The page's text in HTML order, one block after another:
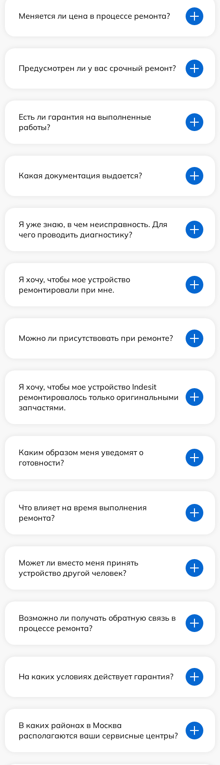
Меняется ли цена в процессе ремонта?
Предусмотрен ли у вас срочный ремонт?
Есть ли гарантия на выполненные
работы?
Какая документация выдается?
Я уже знаю, в чем неисправность. Для
чего проводить диагностику?
Я хочу, чтобы мое устройство
ремонтировали при мне.
Можно ли присутствовать при ремонте?
Я хочу, чтобы мое устройство Indesit
ремонтировалось только оригинальными
запчастями.
Каким образом меня уведомят о
готовности?
Что влияет на время выполнения
ремонта?
Может ли вместо меня принять
устройство другой человек?
Возможно ли получать обратную связь в
процессе ремонта?
На каких условиях действует гарантия?
В каких районах в Москва
располагаются ваши сервисные центры?